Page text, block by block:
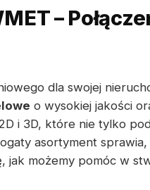
–
dla swojej
o wysokiej jakości
i 3D, które nie tylko
asortyment
jak możemy pomóc w